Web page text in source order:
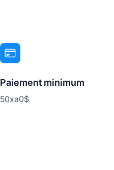
Paiement minimum
50xa0$